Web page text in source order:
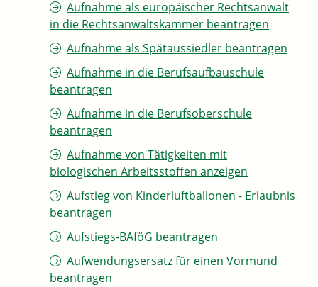
Aufnahme als europäischer Rechtsanwalt
in die Rechtsanwaltskammer beantragen
Aufnahme als Spätaussiedler beantragen
Aufnahme in die Berufsaufbauschule
beantragen
Aufnahme in die Berufsoberschule
beantragen
Aufnahme von Tätigkeiten mit
biologischen Arbeitsstoffen anzeigen
Aufstieg von Kinderluftballonen - Erlaubnis
beantragen
Aufstiegs-BAföG beantragen
Aufwendungsersatz für einen Vormund
beantragen